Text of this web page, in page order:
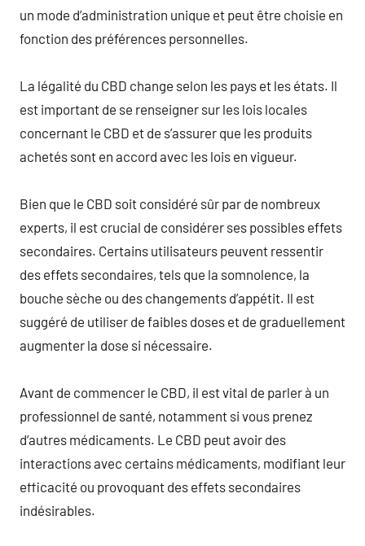
un mode d’administration unique et peut être choisie en
fonction des préférences personnelles.
La légalité du CBD change selon les pays et les états. Il
est important de se renseigner sur les lois locales
concernant le CBD et de s’assurer que les produits
achetés sont en accord avec les lois en vigueur.
Bien que le CBD soit considéré sûr par de nombreux
experts, il est crucial de considérer ses possibles effets
secondaires. Certains utilisateurs peuvent ressentir
des effets secondaires, tels que la somnolence, la
bouche sèche ou des changements d’appétit. Il est
suggéré de utiliser de faibles doses et de graduellement
augmenter la dose si nécessaire.
Avant de commencer le CBD, il est vital de parler à un
professionnel de santé, notamment si vous prenez
d’autres médicaments. Le CBD peut avoir des
interactions avec certains médicaments, modifiant leur
efficacité ou provoquant des effets secondaires
indésirables.